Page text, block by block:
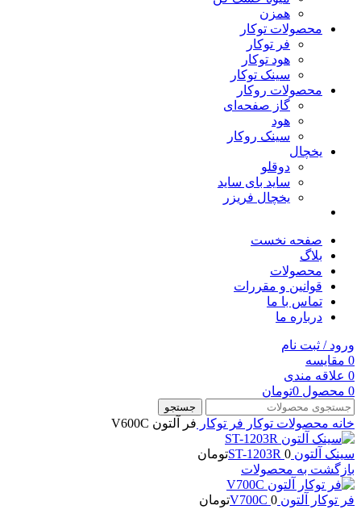
همزن
محصولات توکار
فر توکار
هود توکار
سینک توکار
محصولات روکار
گاز صفحه‌ای
هود
سینک روکار
یخچال
دوقلو
ساید بای ساید
یخچال فریزر
صفحه نخست
بلاگ
محصولات
قوانین و مقررات
تماس با ما
درباره ما
ورود / ثبت نام
0 مقایسه
0 علاقه مندی
0 محصول 0تومان
جستجو
خانه محصولات توکار فر توکار فر آلتون V600C
سینک آلتون ST-1203R 0
تومان
بازگشت به محصولات
فر توکار آلتون V700C 0
تومان